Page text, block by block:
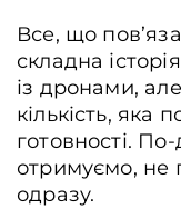
Все, що
складна
із дронами,
кількість, яка
готовності.
отримуємо, не
одразу.